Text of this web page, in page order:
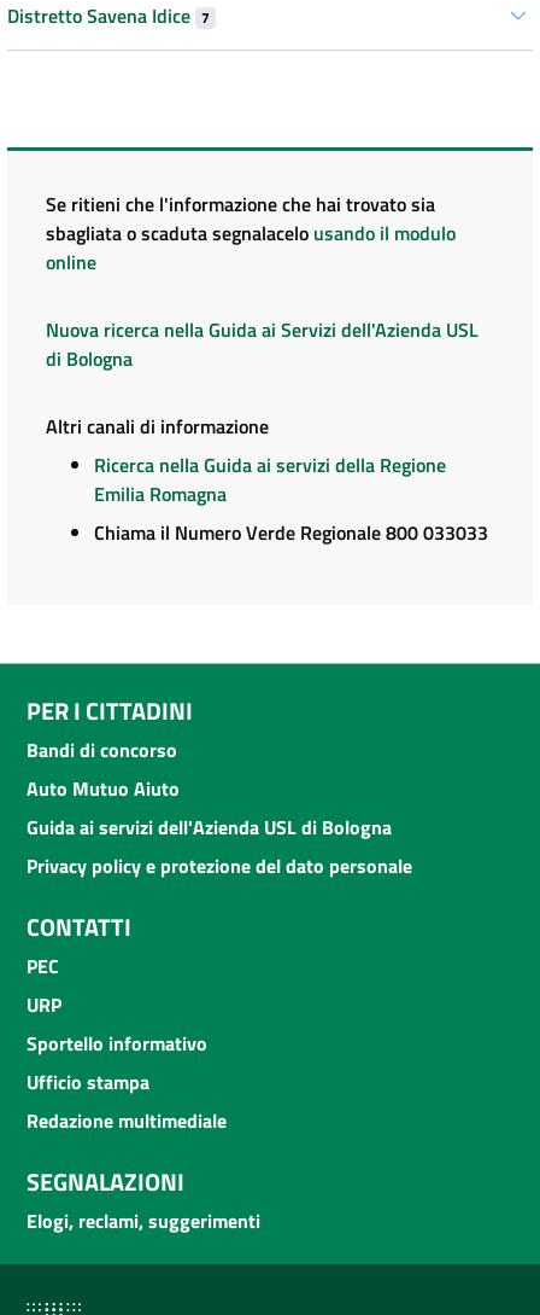
Distretto Savena Idice 7
Se ritieni che l'informazione che hai trovato sia
sbagliata o scaduta segnalacelo usando il modulo
online
Nuova ricerca nella Guida ai Servizi dell'Azienda USL
di Bologna
Altri canali di informazione
Ricerca nella Guida ai servizi della Regione
Emilia Romagna
Chiama il Numero Verde Regionale 800 033033
PER I CITTADINI
Bandi di concorso
Auto Mutuo Aiuto
Guida ai servizi dell'Azienda USL di Bologna
Privacy policy e protezione del dato personale
CONTATTI
PEC
URP
Sportello informativo
Ufficio stampa
Redazione multimediale
SEGNALAZIONI
Elogi, reclami, suggerimenti